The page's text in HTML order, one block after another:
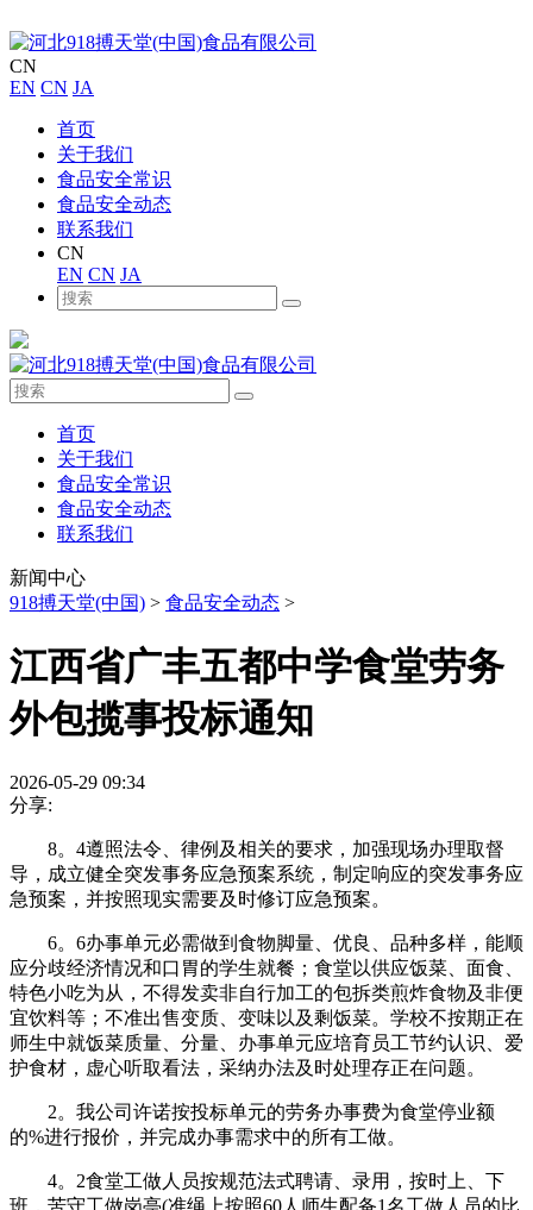
CN
EN CN JA
首页
关于我们
食品安全常识
食品安全动态
联系我们
CN
EN CN JA
首页
关于我们
食品安全常识
食品安全动态
联系我们
新闻中心
918搏天堂(中国) > 食品安全动态 >
江西省广丰五都中学食堂劳务
外包揽事投标通知
2026-05-29 09:34
分享:
8。4遵照法令、律例及相关的要求，加强现场办理取督
导，成立健全突发事务应急预案系统，制定响应的突发事务应
急预案，并按照现实需要及时修订应急预案。
6。6办事单元必需做到食物脚量、优良、品种多样，能顺
应分歧经济情况和口胃的学生就餐；食堂以供应饭菜、面食、
特色小吃为从，不得发卖非自行加工的包拆类煎炸食物及非便
宜饮料等；不准出售变质、变味以及剩饭菜。学校不按期正在
师生中就饭菜质量、分量、办事单元应培育员工节约认识、爱
护食材，虚心听取看法，采纳办法及时处理存正在问题。
2。我公司许诺按投标单元的劳务办事费为食堂停业额
的%进行报价，并完成办事需求中的所有工做。
4。2食堂工做人员按规范法式聘请、录用，按时上、下
班，苦守工做岗亭(准绳上按照60人师生配备1名工做人员的比